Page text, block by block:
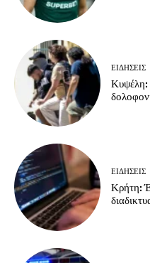
ΕΙΔΗΣΕΙΣ
Κυψέλη:
ΕΙΔΗΣΕΙΣ
Κρήτη: